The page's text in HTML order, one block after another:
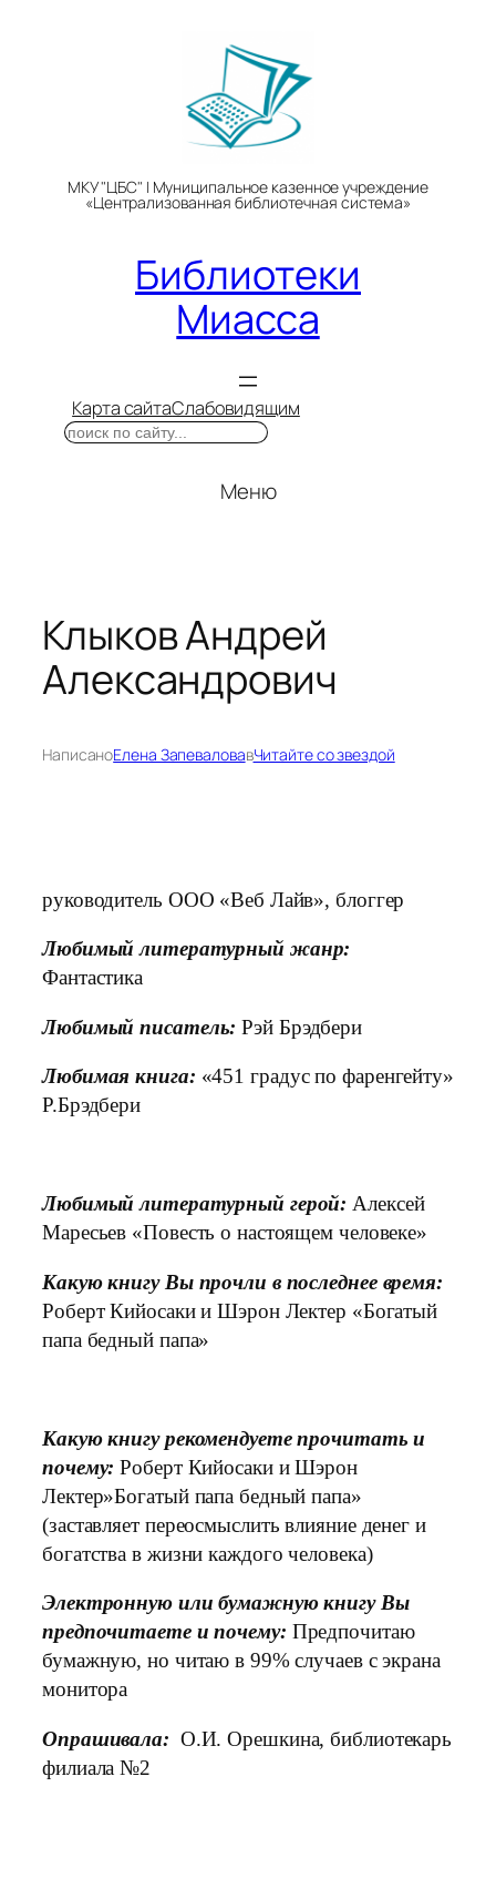
МКУ "ЦБС" | Муниципальное казенное учреждение
«Централизованная библиотечная система»
Библиотеки
Миасса
Карта сайтаСлабовидящим
Поиск
Меню
Клыков Андрей
Александрович
НаписаноЕлена ЗапеваловавЧитайте со звездой
руководитель ООО «Веб Лайв», блоггер
Любимый литературный жанр:
Фантастика
Любимый писатель: Рэй Брэдбери
Любимая книга: «451 градус по фаренгейту»
Р.Брэдбери
Любимый литературный герой: Алексей
Маресьев «Повесть о настоящем человеке»
Какую книгу Вы прочли в последнее время:
Роберт Кийосаки и Шэрон Лектер «Богатый
папа бедный папа»
Какую книгу рекомендуете прочитать и
почему:Роберт Кийосаки и Шэрон
Лектер»Богатый папа бедный папа»
(заставляет переосмыслить влияние денег и
богатства в жизни каждого человека)
Электронную или бумажную книгу Вы
предпочитаете и почему: Предпочитаю
бумажную, но читаю в 99% случаев с экрана
монитора
Опрашивала: О.И. Орешкина, библиотекарь
филиала №2